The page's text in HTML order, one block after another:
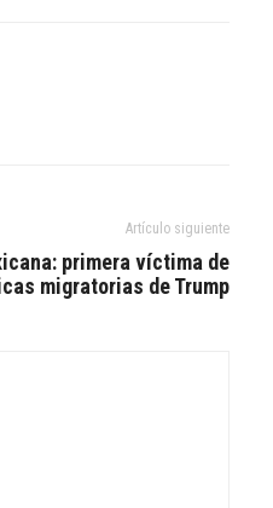
Artículo siguiente
primera víctima de
migratorias de Trump